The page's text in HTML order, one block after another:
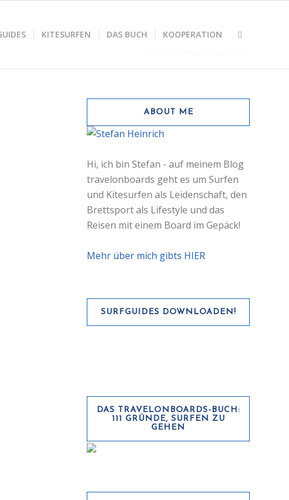
KITESURFEN DAS BUCH KOOPERATION
ABOUT ME
Hi, ich bin Stefan - auf meinem Blog
travelonboards geht es um Surfen
und Kitesurfen als Leidenschaft, den
Brettsport als Lifestyle und das
Reisen mit einem Board im Gepäck!
Mehr über mich gibts HIER
SURFGUIDES DOWNLOADEN!
DAS TRAVELONBOARDS-BUCH:
111 GRÜNDE, SURFEN ZU
GEHEN